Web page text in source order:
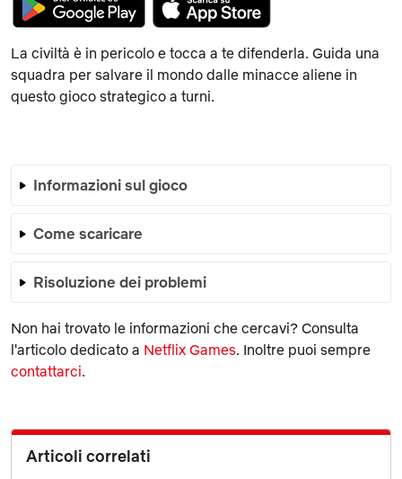
La civiltà è in pericolo e tocca a te difenderla. Guida una
squadra per salvare il mondo dalle minacce aliene in
questo gioco strategico a turni.
Informazioni sul gioco
Come scaricare
Risoluzione dei problemi
Non hai trovato le informazioni che cercavi? Consulta
l'articolo dedicato a Netflix Games. Inoltre puoi sempre
contattarci.
Articoli correlati